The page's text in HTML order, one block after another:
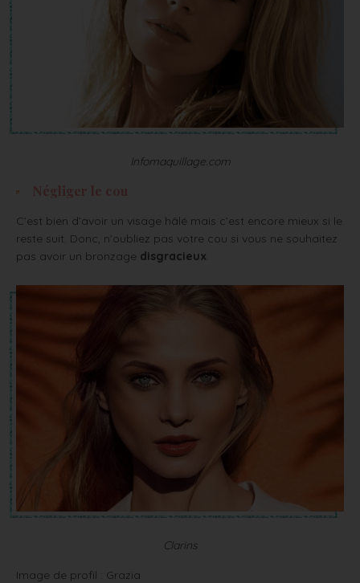
Infomaquillage.com
C’est bien d’avoir un visage hâlé mais c’est encore mieux si le
reste suit. Donc, n’oubliez pas votre cou si vous ne souhaitez
pas avoir un bronzage disgracieux
Clarins
Image de profil : Grazia